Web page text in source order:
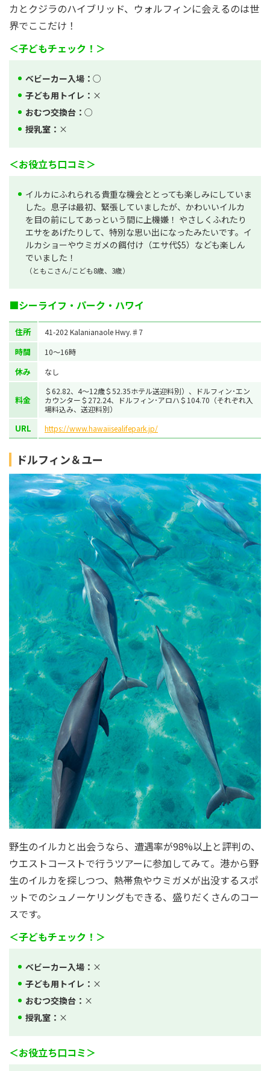
カとクジラのハイブリッド、ウォルフィンに会えるのは世
界でここだけ！
＜子どもチェック！＞
ベビーカー入場： ○
子ども用トイレ： ×
おむつ交換台： ○
授乳室： ×
＜お役立ち口コミ＞
イルカにふれられる貴重な機会ととっても楽しみにしていま
した。息子は最初、緊張していましたが、かわいいイルカ
を目の前にしてあっという間に上機嫌！ やさしくふれたり
エサをあげたりして、特別な思い出になったみたいです。イ
ルカショーやウミガメの餌付け（エサ代$5）なども楽しん
でいました！
（ともこさん/こども8歳、3歳）
■シーライフ・パーク・ハワイ
住所 41-202 Kalanianaole Hwy.♯7
時間 10～16時
休み なし
料金
＄62.82、4～12歳＄52.35ホテル送迎料別）、ドルフィン･エン
カウンター＄272.24、ドルフィン･アロハ＄104.70（それぞれ入
場料込み、送迎料別）
URL https://www.hawaiisealifepark.jp/
ドルフィン＆ユー
野生のイルカと出会うなら、遭遇率が98%以上と評判の、
ウエストコーストで行うツアーに参加してみて。港から野
生のイルカを探しつつ、熱帯魚やウミガメが出没するスポ
ットでのシュノーケリングもできる、盛りだくさんのコー
スです。
＜子どもチェック！＞
ベビーカー入場： ×
子ども用トイレ： ×
おむつ交換台： ×
授乳室： ×
＜お役立ち口コミ＞